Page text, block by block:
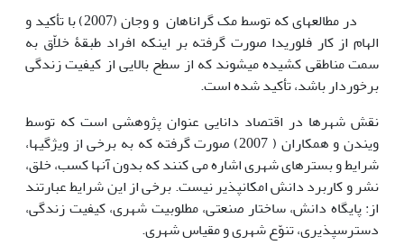
در مطالعه‎ای که توسط مک گراناهان و وجان (2007) با تأکید و
الهام از کار فلوریدا صورت گرفته بر اینکه افراد طبقۀ خلاّق به
سمت مناطقی کشیده می‎شوند که از سطح بالایی از کیفیت زندگی
برخوردار باشد، تأکید شده است.
نقش شهرها در اقتصاد دانایی عنوان پژوهشی است که توسط
ویندن و همکاران ( 2007) صورت گرفته که به برخی از ویژگی‎ها،
شرایط و بسترهای شهری اشاره می کنند که بدون آن‏ها‏ کسب، خلق،
نشر و کاربرد دانش امکان‎پذیر نیست. برخی از این شرایط عبارتند
از: پایگاه دانش، ساختار صنعتی، مطلوبیت شهری، کیفیت زندگی،
دسترس‎پذیری، تنوّع شهری و مقیاس شهری.